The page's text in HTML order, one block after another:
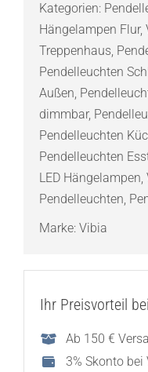
Menge
Kategorien:
Hängelampen Flur,
Treppenhaus,
Pendelleuchten
Außen,
dimmbar,
Pendelleuchten
Pendelleuchten
LED Hängelampen,
Pendelleuchten,
Marke: Vibia
Ihr Preisvorteil
Ab 150 €
3% Skonto bei